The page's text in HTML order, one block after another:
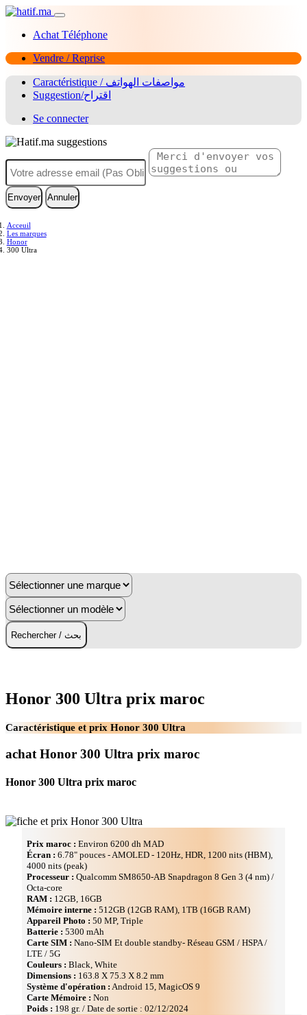
Achat Téléphone
Vendre / Reprise
Caractéristique / مواصفات الهواتف
Suggestion/اقتراح
Se connecter
Envoyer Annuler
Acceuil
Les marques
Honor
300 Ultra
Rechercher / بحث
Honor 300 Ultra prix maroc
Caractéristique et prix Honor 300 Ultra
achat Honor 300 Ultra prix maroc
Honor 300 Ultra prix maroc
Prix maroc : Environ 6200 dh MAD
Écran : 6.78" pouces - AMOLED - 120Hz, HDR, 1200 nits (HBM),
4000 nits (peak)
Processeur : Qualcomm SM8650-AB Snapdragon 8 Gen 3 (4 nm) /
Octa-core
RAM : 12GB, 16GB
Mémoire interne : 512GB (12GB RAM), 1TB (16GB RAM)
Appareil Photo : 50 MP, Triple
Batterie : 5300 mAh
Carte SIM : Nano-SIM Et double standby- Réseau GSM / HSPA /
LTE / 5G
Couleurs : Black, White
Dimensions : 163.8 Х 75.3 Х 8.2 mm
Système d'opération : Android 15, MagicOS 9
Carte Mémoire : Non
Poids : 198 gr. / Date de sortie : 02/12/2024